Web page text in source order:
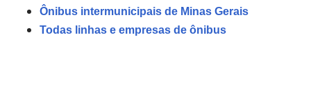
Ônibus intermunicipais de Minas Gerais
Todas linhas e empresas de ônibus